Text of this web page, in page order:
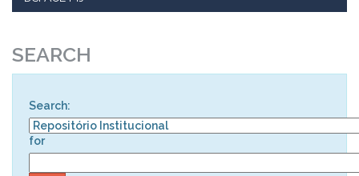
SEARCH
Search:
for